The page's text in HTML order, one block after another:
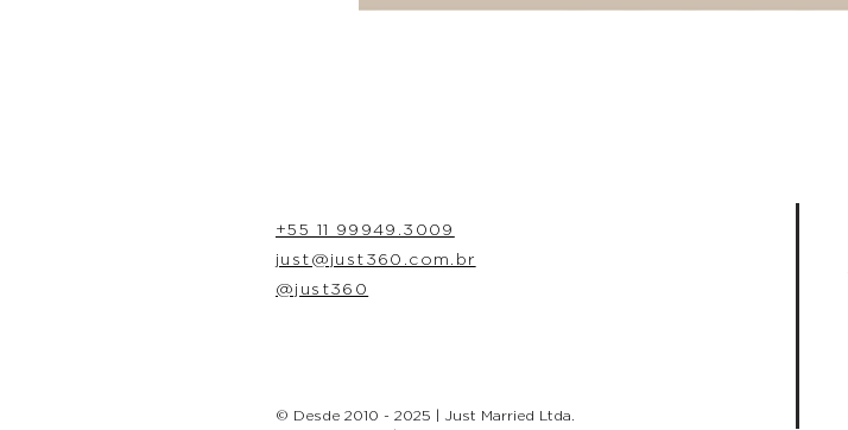
+55 11 99949.3009
just@just360.com.br
@just360
© Desde 2010 - 2025 | Just Married Ltda.